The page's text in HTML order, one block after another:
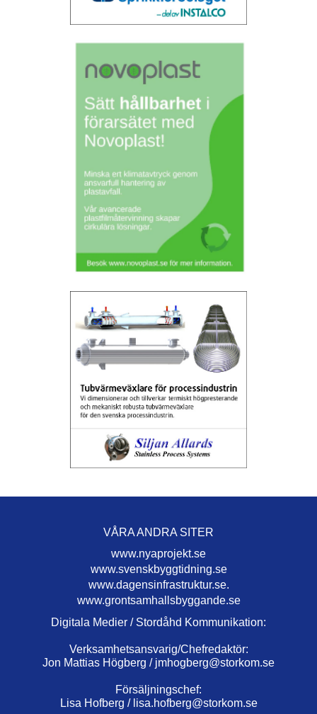
VÅRA ANDRA SITER
www.nyaprojekt.se
www.svenskbyggtidning.se
www.dagensinfrastruktur.se.
www.grontsamhallsbyggande.se
Digitala Medier / Stordåhd Kommunikation:
Verksamhetsansvarig/Chefredaktör:
Jon Mattias Högberg / jmhogberg@storkom.se
Försäljningschef:
Lisa Hofberg / lisa.hofberg@storkom.se